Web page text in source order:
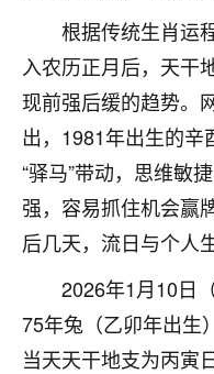
根据传统生肖运
入农历正月后，天干
现前强后缓的趋势。
出，1981年出生的辛
“驿马”带动，思维敏
强，容易抓住机会赢
后几天，流日与个人
2026年1月10日
75年兔（乙卯年出生
当天天干地支为丙寅
鹿森 ：是的，
触，首先就是
不由人！
1天前 来自四川
金白水清
我也想找老师看看
鹿森：慧来老
1天前 来自江西